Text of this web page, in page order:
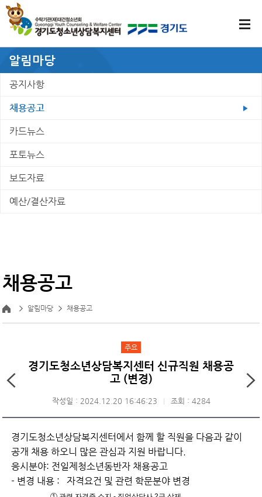
알림마당
공지사항
채용공고
카드뉴스
포토뉴스
보도자료
예산/결산자료
채용공고
알림마당 채용공고
주요
경기도청소년상담복지센터 신규직원 채용공
고 (변경)
작성일 : 2024.12.20 16:46:23 조회 : 4284
경기도청소년상담복지센터에서 함께 할 직원을 다음과 같이
공개 채용 하오니 많은 관심과 지원 바랍니다.
응시분야: 전일제청소년동반자 채용공고
- 변경 내용 : 자격요건 및 관련 학문분야 변경